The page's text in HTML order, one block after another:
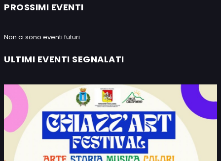
PROSSIMI EVENTI
Non ci sono eventi futuri
ULTIMI EVENTI SEGNALATI